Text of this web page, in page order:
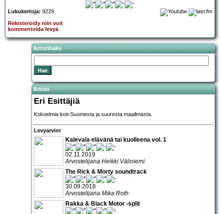
Lukukertoja: 9229
Rekisteröidy niin voit
kommentoida levyä
Artistihaku
Artisti
Eri Esittäjiä
Kokoelmia koti-Suomesta ja suuresta maailmasta.
Levyarviot
Kalevala elävänä tai kuolleena vol. 1
02.11.2019
Arvostelijana Heikki Väliniemi
The Rick & Morty soundtrack
30.09.2018
Arvostelijana Mika Roth
Rakka & Black Motor -split